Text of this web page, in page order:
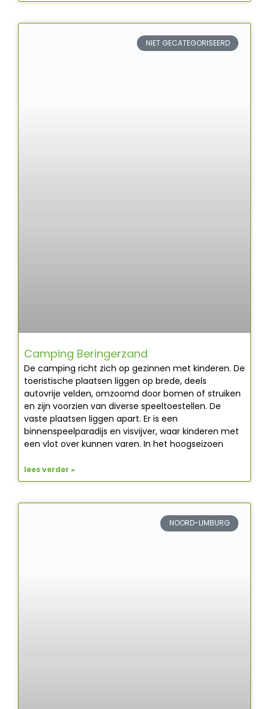
NIET GECATEGORISEERD
Camping Beringerzand
De camping richt zich op gezinnen met kinderen. De
toeristische plaatsen liggen op brede, deels
autovrije velden, omzoomd door bomen of struiken
en zijn voorzien van diverse speeltoestellen. De
vaste plaatsen liggen apart. Er is een
binnenspeelparadijs en visvijver, waar kinderen met
een vlot over kunnen varen. In het hoogseizoen
lees verder »
NOORD-LIMBURG